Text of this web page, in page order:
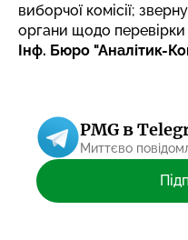
виборчої комісії;
органи щодо
Інф. Бюро "Аналітик-
PMG в
Миттєво